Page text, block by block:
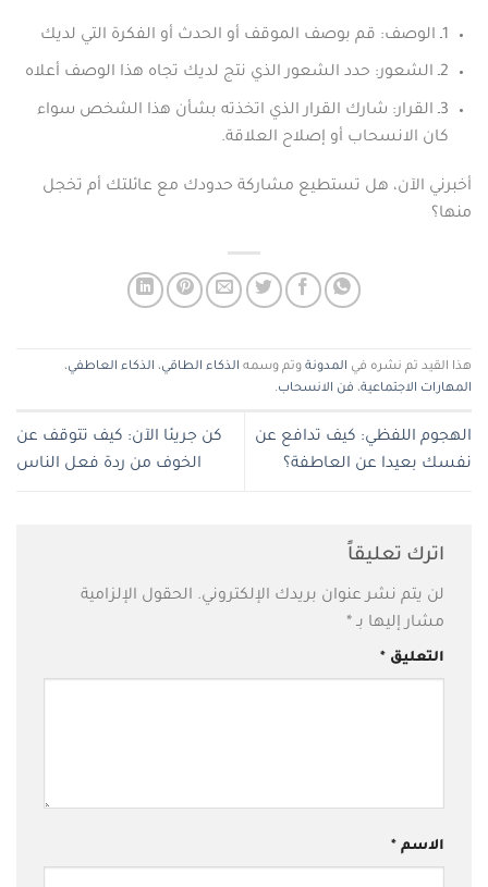
1ـ الوصف: قم بوصف الموقف أو الحدث أو الفكرة التي لديك
2ـ الشعور: حدد الشعور الذي نتج لديك تجاه هذا الوصف أعلاه
3ـ القرار: شارك القرار الذي اتخذته بشأن هذا الشخص سواء
كان الانسحاب أو إصلاح العلاقة.
أخبرني الآن، هل تستطيع مشاركة حدودك مع عائلتك أم تخجل
منها؟
هذا القيد تم نشره في المدونة وتم وسمه الذكاء الطاقي، الذكاء العاطفي،
المهارات الاجتماعية، فن الانسحاب.
الهجوم اللفظي: كيف تدافع عن
نفسك بعيدا عن العاطفة؟
كن جريئا الآن: كيف تتوقف عن
الخوف من ردة فعل الناس
اترك تعليقاً
لن يتم نشر عنوان بريدك الإلكتروني. الحقول الإلزامية
مشار إليها بـ *
التعليق *
الاسم *